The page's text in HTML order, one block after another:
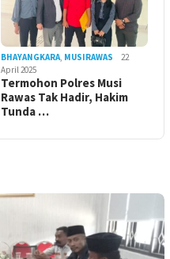
BHAYANGKARA, MUSIRAWAS
22
April 2025
Termohon Polres Musi
Rawas Tak Hadir, Hakim
Tunda …